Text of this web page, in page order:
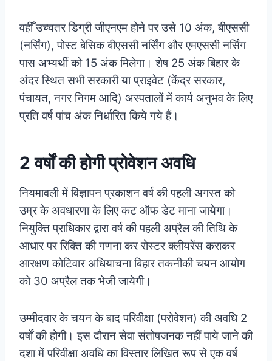
वहीँ उच्चतर डिग्री जीएनएम होने पर उसे 10 अंक, बीएससी
(नर्सिंग), पोस्ट बेसिक बीएससी नर्सिंग और एमएससी नर्सिंग
पास अभ्यर्थी को 15 अंक मिलेगा। शेष 25 अंक बिहार के
अंदर स्थित सभी सरकारी या प्राइवेट (केंद्र सरकार,
पंचायत, नगर निगम आदि) अस्पतालों में कार्य अनुभव के लिए
प्रति वर्ष पांच अंक निर्धारित किये गये हैं।
2 वर्षों की होगी प्रोवेशन अवधि
नियमावली में विज्ञापन प्रकाशन वर्ष की पहली अगस्त को
उम्र के अवधारणा के लिए कट ऑफ डेट माना जायेगा।
नियुक्ति प्राधिकार द्वारा वर्ष की पहली अप्रैल की तिथि के
आधार पर रिक्ति की गणना कर रोस्टर क्लीयरेंस कराकर
आरक्षण कोटिवार अधियाचना बिहार तकनीकी चयन आयोग
को 30 अप्रैल तक भेजी जायेगी।
उम्मीदवार के चयन के बाद परिवीक्षा (परोवेशन) की अवधि 2
वर्षों की होगी। इस दौरान सेवा संतोषजनक नहीं पाये जाने की
दशा में परिवीक्षा अवधि का विस्तार लिखित रूप से एक वर्ष